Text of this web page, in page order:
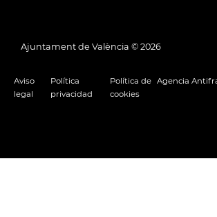
Ajuntament de València © 2026
Aviso
legal
Política
privacidad
Política de
cookies
Agencia